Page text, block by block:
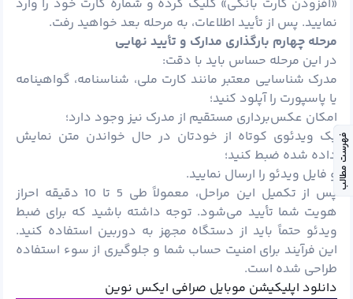
«افزودن کارت بانکی» کلیک کرده و شماره کارت خود را وارد
نمایید. پس از تأیید اطلاعات، به مرحله بعد خواهید رفت.
مرحله چهارم بارگذاری مدارک و تأیید نهایی
در این مرحله حساس باید با دقت:
مدرک شناسایی معتبر مانند کارت ملی، شناسنامه، گواهینامه
یا پاسپورت را آپلود کنید؛
امکان عکس‌برداری مستقیم از مدرک نیز وجود دارد؛
یک ویدئوی کوتاه از خودتان در حال خواندن متن نمایش
داده شده ضبط کنید؛
و فایل ویدئو را ارسال نمایید.
پس از تکمیل این مراحل، معمولاً طی 5 تا 10 دقیقه احراز
هویت شما تأیید می‌شود. توجه داشته باشید که برای ضبط
ویدئو حتماً باید از دستگاه مجهز به دوربین استفاده کنید.
این فرآیند برای امنیت حساب شما و جلوگیری از سوء استفاده
طراحی شده است.
دانلود اپلیکیشن موبایل صرافی ایکس نوین
فهرست مطالب